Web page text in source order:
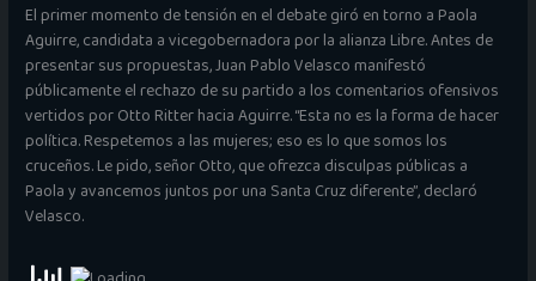
El primer momento de tensión en el debate giró en torno a Paola
Aguirre, candidata a vicegobernadora por la alianza Libre. Antes de
presentar sus propuestas, Juan Pablo Velasco manifestó
públicamente el rechazo de su partido a los comentarios ofensivos
vertidos por Otto Ritter hacia Aguirre. “Esta no es la forma de hacer
política. Respetemos a las mujeres; eso es lo que somos los
cruceños. Le pido, señor Otto, que ofrezca disculpas públicas a
Paola y avancemos juntos por una Santa Cruz diferente”, declaró
Velasco.